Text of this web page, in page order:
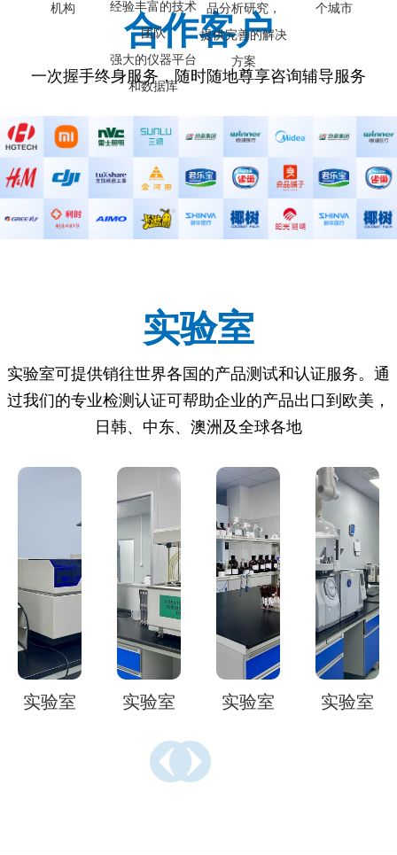
机构
经验丰富的技术
团队
强大的仪器平台
和数据库
品分析研究，
提供完善的解决
方案
个城市
合作客户
一次握手终身服务，随时随地尊享咨询辅导服务
实验室
实验室可提供销往世界各国的产品测试和认证服务。通
过我们的专业检测认证可帮助企业的产品出口到欧美，
日韩、中东、澳洲及全球各地
实验室 实验室 实验室 实验室